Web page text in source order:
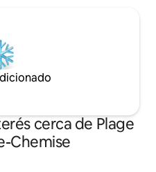
cerca de Plage
Chemise